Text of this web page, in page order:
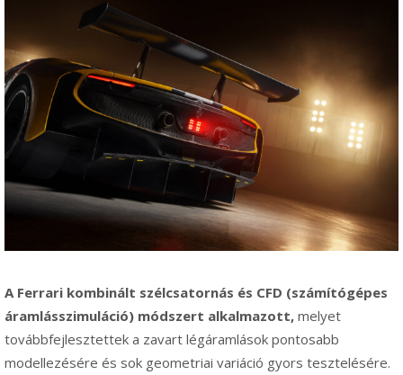
A Ferrari kombinált szélcsatornás és CFD (számítógépes
áramlásszimuláció) módszert alkalmazott, melyet
továbbfejlesztettek a zavart légáramlások pontosabb
modellezésére és sok geometriai variáció gyors tesztelésére.